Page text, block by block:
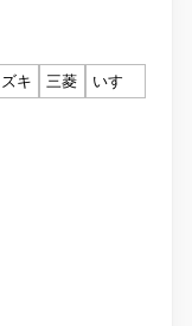
キ 三菱
いすゞ